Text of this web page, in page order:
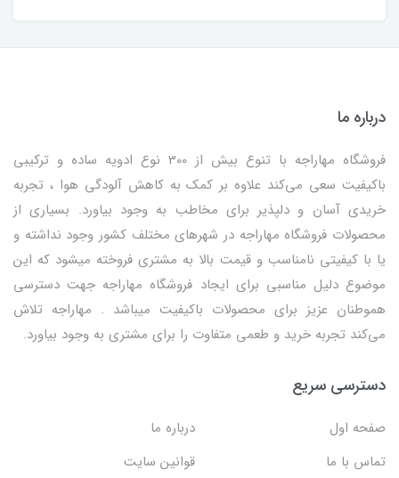
درباره ما
فروشگاه مهاراجه با تنوع بیش از 300 نوع ادویه ساده و ترکیبی
باکیفیت سعی می‌کند علاوه بر کمک به کاهش آلودگی هوا ، تجربه
خریدی آسان و دلپذیر برای مخاطب به وجود بیاورد. بسیاری از
محصولات فروشگاه مهاراجه در شهرهای مختلف کشور وجود نداشته و
یا با کیفیتی نامناسب و قیمت بالا به مشتری فروخته میشود که این
موضوع دلیل مناسبی برای ایجاد فروشگاه مهاراجه جهت دسترسی
هموطنان عزیز برای محصولات باکیفیت میباشد . مهاراجه تلاش
می‌کند تجربه خرید و طعمی متفاوت را برای مشتری به وجود بیاورد.
دسترسی سریع
صفحه اول
درباره ما
تماس با ما
قوانین سایت